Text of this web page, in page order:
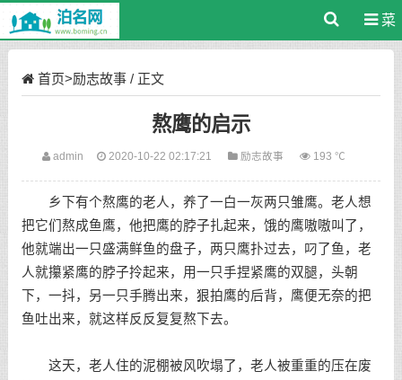
菜
首页>励志故事/ 正文
熬鹰的启示
admin 2020-10-22 02:17:21 励志故事 193 ℃
乡下有个熬鹰的老人，养了一白一灰两只雏鹰。老人想
把它们熬成鱼鹰，他把鹰的脖子扎起来，饿的鹰嗷嗷叫了，
他就端出一只盛满鲜鱼的盘子，两只鹰扑过去，叼了鱼，老
人就攥紧鹰的脖子拎起来，用一只手捏紧鹰的双腿，头朝
下，一抖，另一只手腾出来，狠拍鹰的后背，鹰便无奈的把
鱼吐出来，就这样反反复复熬下去。
这天，老人住的泥棚被风吹塌了，老人被重重的压在废